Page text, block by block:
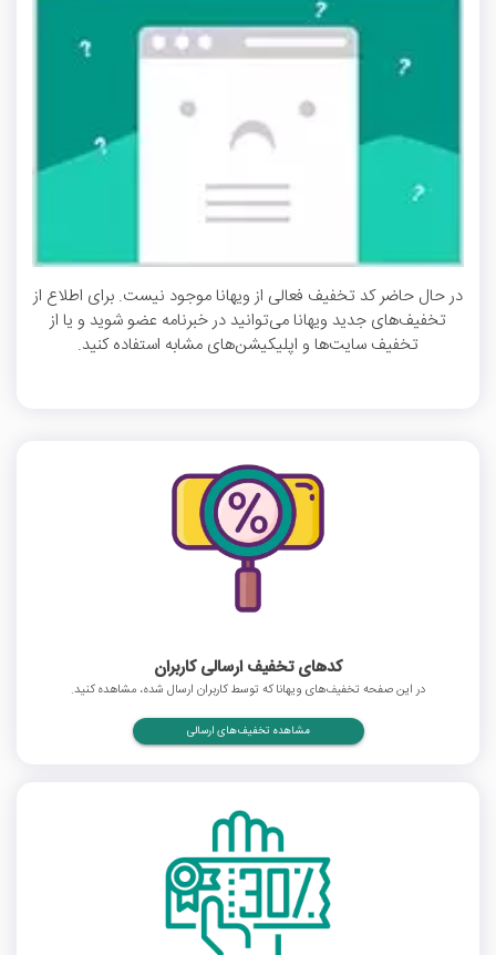
در حال حاضر کد تخفیف فعالی از ویهانا موجود نیست. برای اطلاع از
تخفیف‌های جدید ویهانا می‌توانید در خبرنامه عضو شوید و یا از
تخفیف سایت‌ها و اپلیکیشن‌های مشابه استفاده کنید.
کدهای تخفیف ارسالی کاربران
در این صفحه تخفیف‌های ویهانا که توسط کاربران ارسال شده، مشاهده کنید.
مشاهده تخفیف‌های ارسالی